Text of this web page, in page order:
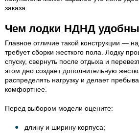
заказа.
Чем лодки НДНД
Главное отличие такой конструкции —
требует сборки жесткого пола. Лодку
спуску, свернуть после отдыха и
этом дно создает дополнительную
распределять нагрузку и делает
комфортнее.
Перед выбором модели оцените:
длину и ширину корпуса;